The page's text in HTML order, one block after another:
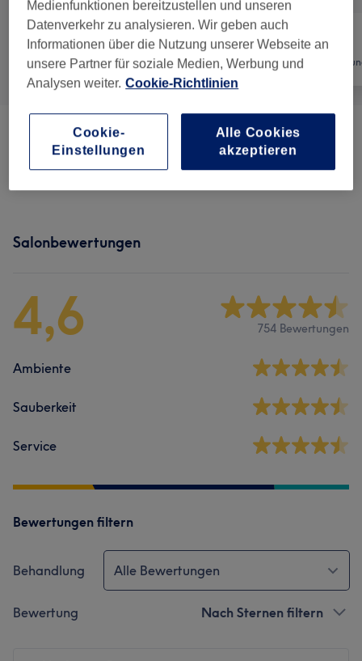
Alle Nägel
Maniküre & Nagelverlängerungen (21 ) ab 15 €
Salonbewertungen
4,6 754 Bewertungen
Ambiente
Sauberkeit
Service
Bewertungen filtern
Behandlung Alle Bewertungen
Bewertung Nach Sternen filtern
Medienfunktionen bereitzustellen und unseren
Datenverkehr zu analysieren. Wir geben auch
Informationen über die Nutzung unserer Webseite an
unsere Partner für soziale Medien, Werbung und
Analysen weiter. Cookie-Richtlinien
Cookie-
Einstellungen
Alle Cookies
akzeptieren